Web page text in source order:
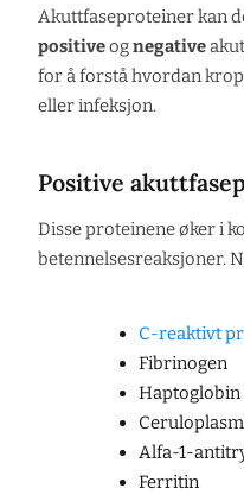
Akuttfaseproteiner kan
positiveognegative
for å forstå hvordan
eller infeksjon.
Positive
Disse proteinene øker i
betennelsesreaksjoner.
C-reaktivt
Fibrinogen
Haptoglobin
Alfa-1-
Ferritin